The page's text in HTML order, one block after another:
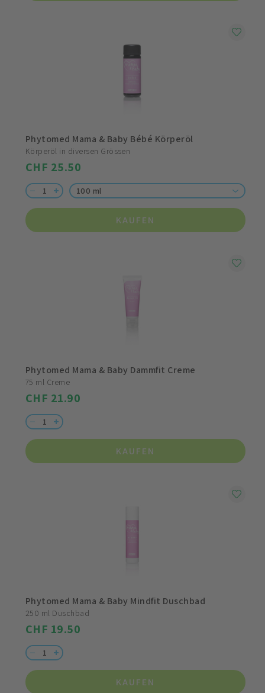
Phytomed Mama & Baby Bébé Körperöl
Körperöl in diversen Grössen
CHF 25.50
100 ml
KAUFEN
Phytomed Mama & Baby Dammfit Creme
75 ml Creme
CHF 21.90
KAUFEN
Phytomed Mama & Baby Mindfit Duschbad
250 ml Duschbad
CHF 19.50
KAUFEN